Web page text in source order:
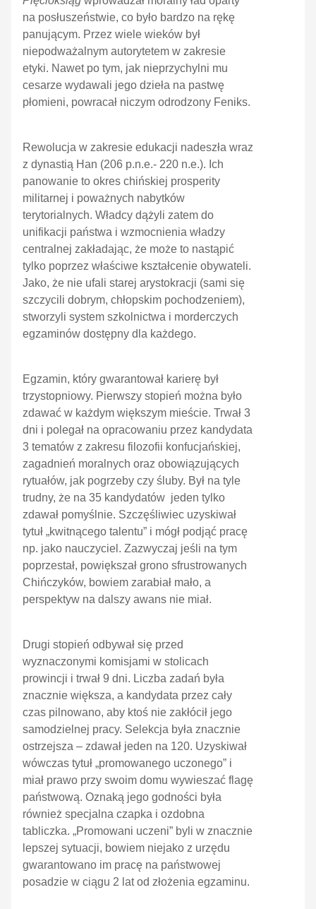
na posłuszeństwie, co było bardzo na rękę
panującym. Przez wiele wieków był
niepodważalnym autorytetem w zakresie
etyki. Nawet po tym, jak nieprzychylni mu
cesarze wydawali jego dzieła na pastwę
płomieni, powracał niczym odrodzony Feniks.
Rewolucja w zakresie edukacji nadeszła wraz
z dynastią Han (206 p.n.e.- 220 n.e.). Ich
panowanie to okres chińskiej prosperity
militarnej i poważnych nabytków
terytorialnych. Władcy dążyli zatem do
unifikacji państwa i wzmocnienia władzy
centralnej zakładając, że może to nastąpić
tylko poprzez właściwe kształcenie obywateli.
Jako, że nie ufali starej arystokracji (sami się
szczycili dobrym, chłopskim pochodzeniem),
stworzyli system szkolnictwa i morderczych
egzaminów dostępny dla każdego.
Egzamin, który gwarantował karierę był
trzystopniowy. Pierwszy stopień można było
zdawać w każdym większym mieście. Trwał 3
dni i polegał na opracowaniu przez kandydata
3 tematów z zakresu filozofii konfucjańskiej,
zagadnień moralnych oraz obowiązujących
rytuałów, jak pogrzeby czy śluby. Był na tyle
trudny, że na 35 kandydatów jeden tylko
zdawał pomyślnie. Szczęśliwiec uzyskiwał
tytuł „kwitnącego talentu” i mógł podjąć pracę
np. jako nauczyciel. Zazwyczaj jeśli na tym
poprzestał, powiększał grono sfrustrowanych
Chińczyków, bowiem zarabiał mało, a
perspektyw na dalszy awans nie miał.
Drugi stopień odbywał się przed
wyznaczonymi komisjami w stolicach
prowincji i trwał 9 dni. Liczba zadań była
znacznie większa, a kandydata przez cały
czas pilnowano, aby ktoś nie zakłócił jego
samodzielnej pracy. Selekcja była znacznie
ostrzejsza – zdawał jeden na 120. Uzyskiwał
wówczas tytuł „promowanego uczonego” i
miał prawo przy swoim domu wywieszać flagę
państwową. Oznaką jego godności była
również specjalna czapka i ozdobna
tabliczka. „Promowani uczeni” byli w znacznie
lepszej sytuacji, bowiem niejako z urzędu
gwarantowano im pracę na państwowej
posadzie w ciągu 2 lat od złożenia egzaminu.